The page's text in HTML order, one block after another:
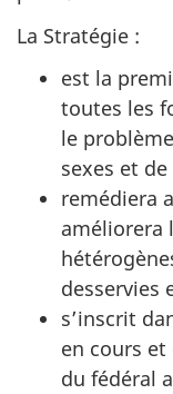
La Stratégie :
est la
toutes les
le
sexes et
remédiera
améliorera
desservies
s’inscrit
en cours et
du fédéral